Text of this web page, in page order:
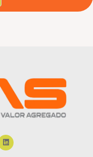
L
i
n